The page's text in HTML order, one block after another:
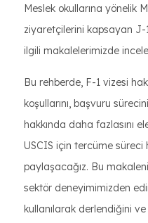
Meslek okullarına yönelik
ziyaretçilerini kapsayan J-
ilgili makalelerimizde
Bu rehberde, F-1 vizesi
koşullarını, başvuru
hakkında daha fazlasını
USCIS için tercüme süreci
paylaşacağız. Bu
sektör deneyimimizden
kullanılarak derlendiğini